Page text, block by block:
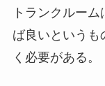
トランクルー
ば良いというも
く必要がある。